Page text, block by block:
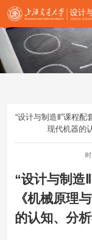
“设计与制造Ⅱ”课程
现代机器的
“设计与制造
《机械原理
的认知、分